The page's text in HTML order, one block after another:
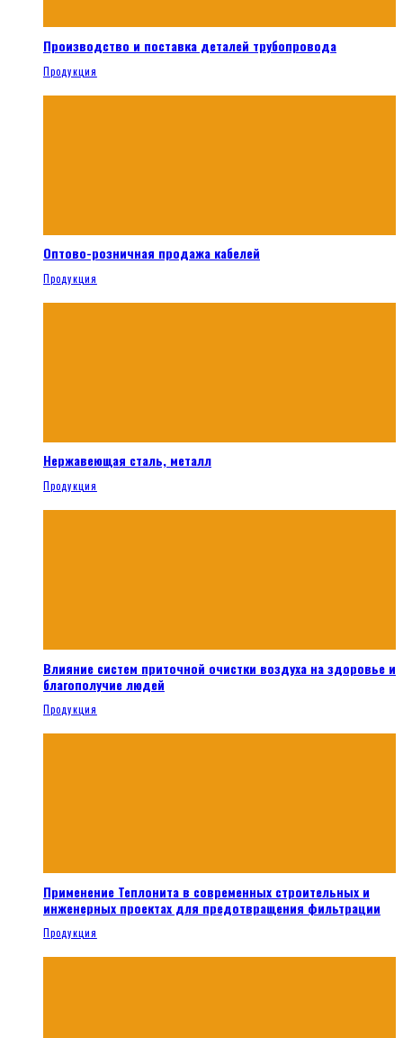
Производство и поставка деталей трубопровода
Продукция
Оптово-розничная продажа кабелей
Продукция
Нержавеющая сталь, металл
Продукция
Влияние систем приточной очистки воздуха на здоровье и
благополучие людей
Продукция
Применение Теплонита в современных строительных и
инженерных проектах для предотвращения фильтрации
Продукция